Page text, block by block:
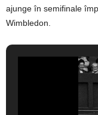
ajunge în semifinale
Wimbledon.